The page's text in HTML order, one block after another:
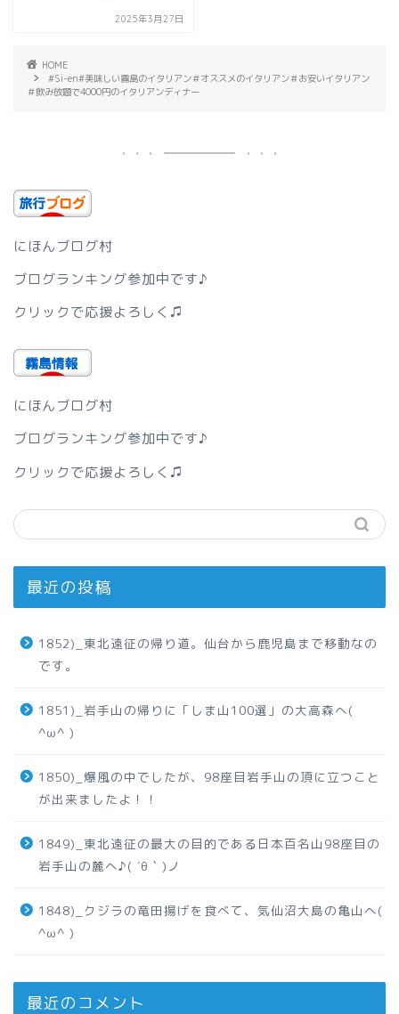
2025年3月27日
HOME
#Si-en#美味しい霧島のイタリアン＃オススメのイタリアン＃お安いイタリアン
＃飲み放題で4000円のイタリアンディナー
にほんブログ村
ブログランキング参加中です♪
クリックで応援よろしく♫
にほんブログ村
ブログランキング参加中です♪
クリックで応援よろしく♫
最近の投稿
1852)_東北遠征の帰り道。仙台から鹿児島まで移動なの
です。
1851)_岩手山の帰りに「しま山100選」の大高森へ(
^ω^ )
1850)_爆風の中でしたが、98座目岩手山の頂に立つこと
が出来ましたよ！！
1849)_東北遠征の最大の目的である日本百名山98座目の
岩手山の麓へ♪( ´θ｀)ノ
1848)_クジラの竜田揚げを食べて、気仙沼大島の亀山へ(
^ω^ )
最近のコメント